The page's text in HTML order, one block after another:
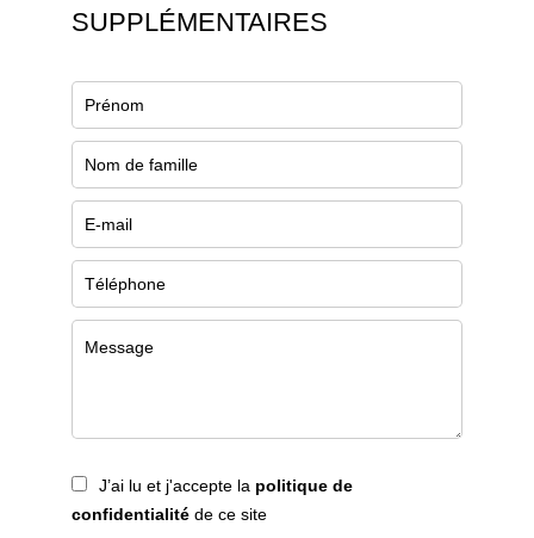
SUPPLÉMENTAIRES
J’ai lu et j'accepte la politique de
confidentialité de ce site